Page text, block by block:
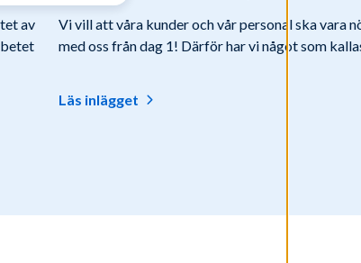
av
Vi vill att våra kunder och vår personal ska vara
med oss från dag 1! Därför har vi något som
Läs inlägget